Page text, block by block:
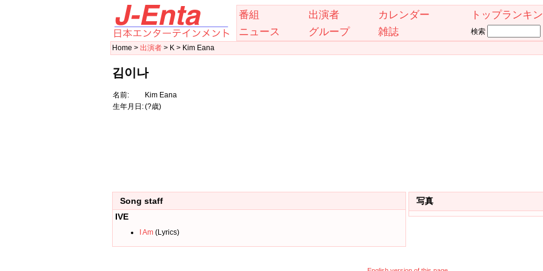
番組 出演者 カレンダー
トップランキ
ニュース
グループ 雑誌
検索
Home > 出演者 > K > Kim Eana
김이나
名前:
Kim Eana
生年月日:(?歳)
Song staff
IVE
I Am (Lyrics)
写真